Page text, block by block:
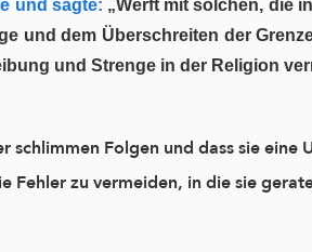
und sagte: „Werft mit solchen, die
und dem Überschreiten der
und Strenge in der Religion
Folgen und dass sie eine
Fehler zu vermeiden, in die sie